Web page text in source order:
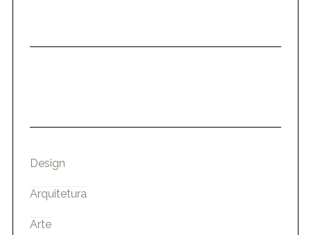
Design
Arquitetura
Arte